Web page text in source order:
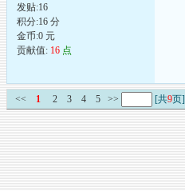
发贴:16
积分:16 分
金币:0 元
贡献值: 16 点
<< 1 2 3 4 5 >> [共9页]